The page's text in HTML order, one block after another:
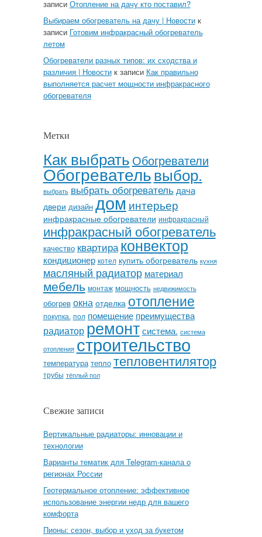
записи Отопление на дачу кто поставил?
Выбираем обогреватель на дачу | Новостик
записи Готовим инфракрасный обогреватель
летом
Обогреватели разных типов: их сходства и
различия | Новостик записи Как правильно
выполняется расчет мощности инфракрасного
обогревателя
Метки
Как выбрать Обогреватели
Обогревательвыбор.
выбрать выбрать обогреватель дача
двери дизайн дом интерьер
инфракрасные обогреватели инфракрасный
инфракрасный обогреватель
качество квартираконвектор
кондиционер котел купить обогреватель кухня
масляный радиатор материал
мебель монтаж мощность недвижимость
обогрев окна отделка отопление
покупка. пол помещение преимущества
радиатор ремонт система. система
отопления строительство
температура тепло тепловентилятор
трубы тёплый пол
Свежие записи
Вертикальные радиаторы: инновации и
технологии
Варианты тематик для Telegram-канала о
регионах России
Геотермальное отопление: эффективное
использование энергии недр для вашего
комфорта
Пионы: сезон, выбор и уход за букетом